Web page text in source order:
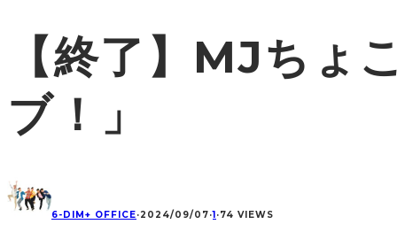
【終了】MJちょ
ブ！」
6-DIM+ OFFICE·2024/09/07·1·74 VIEWS